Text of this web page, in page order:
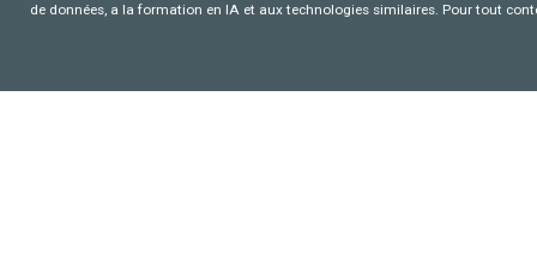
de données, a la formation en IA et aux technologies similaires. Pour tout